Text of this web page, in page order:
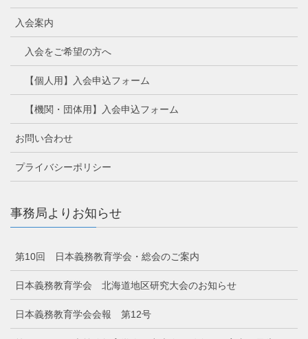
入会案内
入会をご希望の方へ
【個人用】入会申込フォーム
【機関・団体用】入会申込フォーム
お問い合わせ
プライバシーポリシー
事務局よりお知らせ
第10回 日本義務教育学会・総会のご案内
日本義務教育学会 北海道地区研究大会のお知らせ
日本義務教育学会会報 第12号